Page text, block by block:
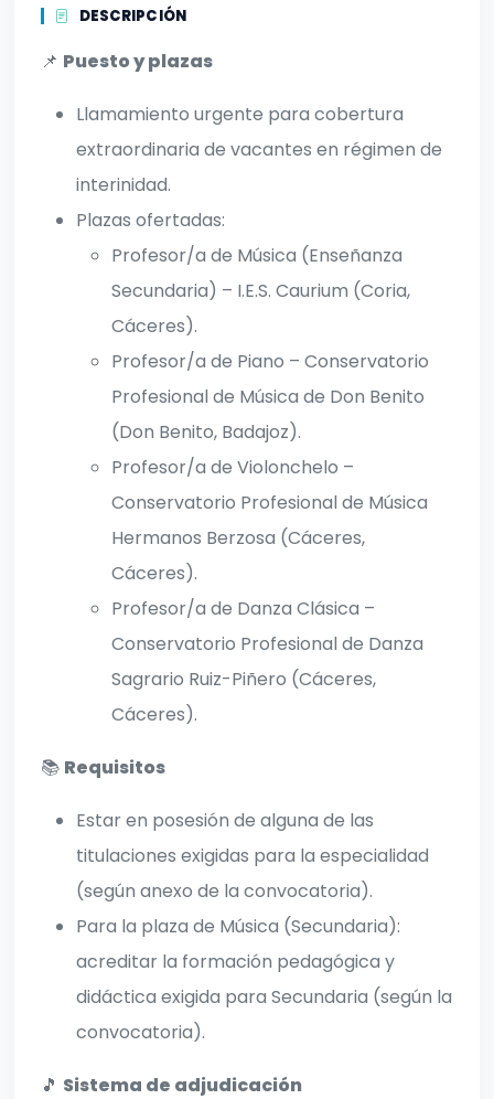
DESCRIPCIÓN
📌 Puesto y plazas
Llamamiento urgente para cobertura
extraordinaria de vacantes en régimen de
interinidad.
Plazas ofertadas:
Profesor/a de Música (Enseñanza
Secundaria) – I.E.S. Caurium (Coria,
Cáceres).
Profesor/a de Piano – Conservatorio
Profesional de Música de Don Benito
(Don Benito, Badajoz).
Profesor/a de Violonchelo –
Conservatorio Profesional de Música
Hermanos Berzosa (Cáceres,
Cáceres).
Profesor/a de Danza Clásica –
Conservatorio Profesional de Danza
Sagrario Ruiz-Piñero (Cáceres,
Cáceres).
📚 Requisitos
Estar en posesión de alguna de las
titulaciones exigidas para la especialidad
(según anexo de la convocatoria).
Para la plaza de Música (Secundaria):
acreditar la formación pedagógica y
didáctica exigida para Secundaria (según la
convocatoria).
🎵 Sistema de adjudicación